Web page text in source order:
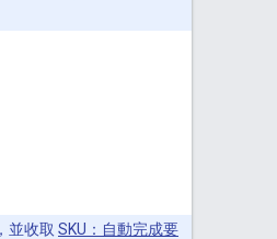
並收取 SKU：自動完成要